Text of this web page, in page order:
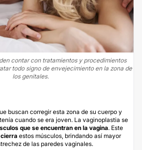
contar con tratamientos y procedimientos
todo signo de envejecimiento en la zona de
los genitales.
buscan corregir esta zona de su cuerpo y
cuando se era joven. La vaginoplastia se
que se encuentran en la vagina. Este
estos músculos, brindando así mayor
de las paredes vaginales.